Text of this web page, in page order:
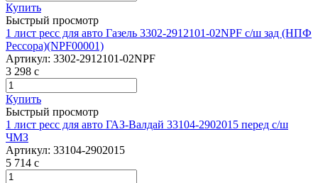
Купить
Быстрый просмотр
1 лист ресс для авто Газель 3302-2912101-02NPF с/ш зад (НПФ
Рессора)(NPF00001)
Артикул: 3302-2912101-02NPF
3 298 c
Купить
Быстрый просмотр
1 лист ресс для авто ГАЗ-Валдай 33104-2902015 перед с/ш
ЧМЗ
Артикул: 33104-2902015
5 714 c